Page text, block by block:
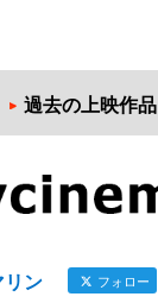
過去の上映作品
リン フォロー